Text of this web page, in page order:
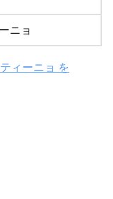
ニョ
ィーニョ を